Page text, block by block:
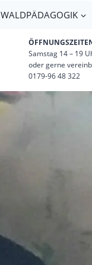
WALDPÄDAGOGIK
Samstag 14 – 19
oder gerne
0179-96 48 322